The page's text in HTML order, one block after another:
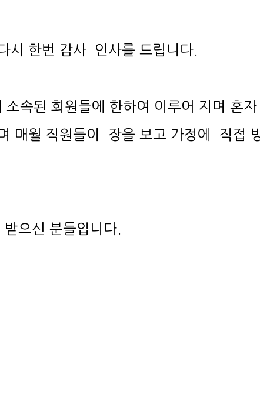
시 한번 감사 인사를 드립니다.
으신 분들입니다.